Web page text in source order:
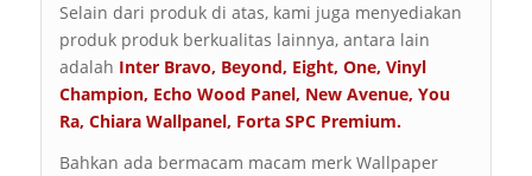
Selain dari produk di atas, kami juga menyediakan
produk produk berkualitas lainnya, antara lain
adalah Inter Bravo, Beyond, Eight, One, Vinyl
Champion, Echo Wood Panel, New Avenue, You
Ra, Chiara Wallpanel, Forta SPC Premium.
Bahkan ada bermacam macam merk Wallpaper